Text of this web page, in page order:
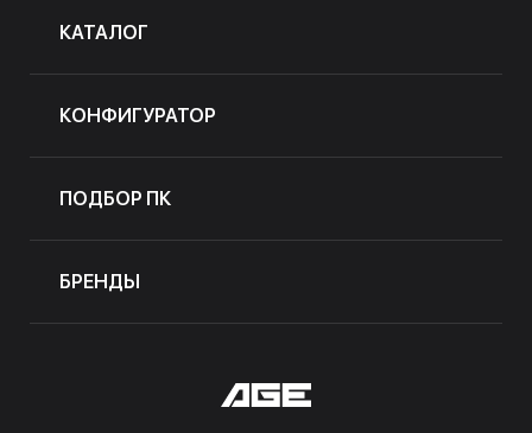
КАТАЛОГ
КОНФИГУРАТОР
ПОДБОР ПК
БРЕНДЫ